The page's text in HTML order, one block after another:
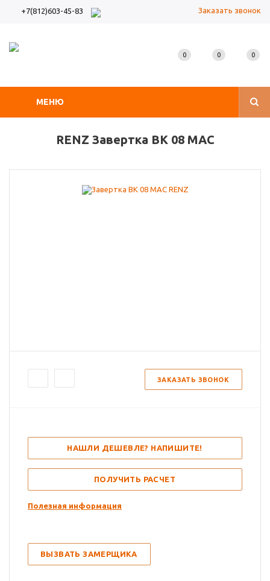
+7(812)603-45-83 Заказать звонок
МЕНЮ
0 0 0
RENZ Завертка BK 08 MAC
ЗАКАЗАТЬ ЗВОНОК
НАШЛИ ДЕШЕВЛЕ? НАПИШИТЕ!
ПОЛУЧИТЬ РАСЧЕТ
Полезная информация
ВЫЗВАТЬ ЗАМЕРЩИКА